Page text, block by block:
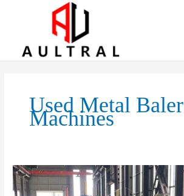
Used Metal Baler
Machines
A
Practical